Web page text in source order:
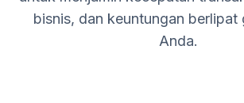
bisnis, dan keuntungan berlipat
Anda.